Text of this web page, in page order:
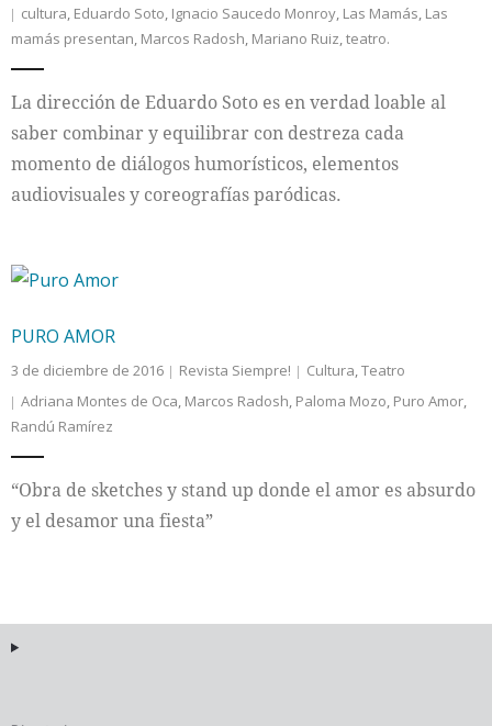
cultura, Eduardo Soto, Ignacio Saucedo Monroy, Las Mamás, Las
mamás presentan, Marcos Radosh, Mariano Ruiz,teatro.
La dirección de Eduardo Soto es en verdad loable al
saber combinar y equilibrar con destreza cada
momento de diálogos humorísticos, elementos
audiovisuales y coreografías paródicas.
PURO AMOR
3 de diciembre de 2016 Revista Siempre! Cultura,Teatro
Adriana Montes de Oca, Marcos Radosh, Paloma Mozo, Puro Amor,
Randú Ramírez
“Obra de sketches y stand up donde el amor es absurdo
y el desamor una fiesta”